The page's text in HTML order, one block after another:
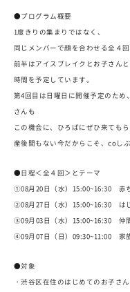
●プログラム概要
1度きりの集まりではなく、
同じメンバーで顔を合わせる全４回
前半はアイスブレイクとお子さん
時間を予定しています。
第4回目は日曜日に開催予定のた
さんも
この機会に、ひろばにぜひ来ても
産後間もない今だからこそ、coし
●日程＜全４回＞とテーマ
①08月20日（水）15:00~16:30 赤
②08月27日（水）15:00~16:30 は
③09月03日（水）15:00~16:30 仲
④09月07日（日）09:30~11:00 家
●対象
・渋谷区在住のはじめてのお子さ